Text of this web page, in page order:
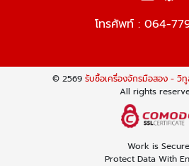
โทรศัพท์ : 064-
© 2569 รับซื้อเครื่องจักรมือสอง - วิ
All rights
Work is Secure
Protect Data With